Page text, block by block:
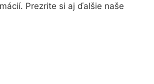
Prezrite si aj ďalšie naše